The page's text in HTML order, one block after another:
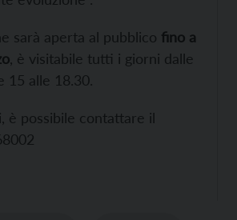
sarà aperta al pubblico fino a
, è visitabile tutti i giorni dalle
15 alle 18.30.
è possibile contattare il